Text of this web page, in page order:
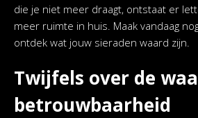
die je niet meer draagt, ontstaat er
meer ruimte in huis. Maak vandaag
ontdek wat jouw sieraden waard zijn.
Twijfels over de
betrouwbaarheid